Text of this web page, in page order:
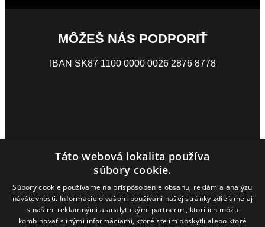
MÔŽEŠ NÁS PODPORIŤ
IBAN SK87 1100 0000 0026 2876 8778
Táto webová lokalita používa
súbory cookie.
Súbory cookie používame na prispôsobenie obsahu, reklám a analýzu
návštevnosti. Informácie o vašom používaní našej stránky zdieľame aj
s našimi reklamnými a analytickými partnermi, ktorí ich môžu
kombinovať s inými informáciami, ktoré ste im poskytli alebo ktoré